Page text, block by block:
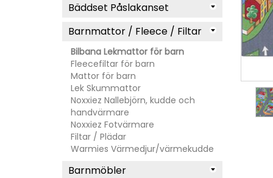
Bäddset Påslakanset
Barnmattor / Fleece / Filtar
Bilbana Lekmattor för barn
Fleecefiltar för barn
Mattor för barn
Lek Skummattor
Noxxiez Nallebjörn, kudde och
handvärmare
Noxxiez Fotvärmare
Filtar / Plädar
Warmies Värmedjur/värmekudde
Barnmöbler